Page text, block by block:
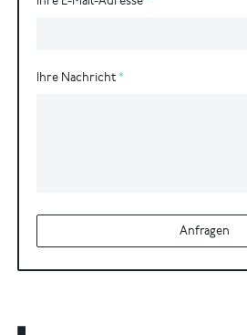
Ihre E-Mail-Adresse
Ihre Nachricht
Anfragen